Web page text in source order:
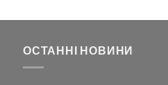
ОСТАННІ НОВИНИ